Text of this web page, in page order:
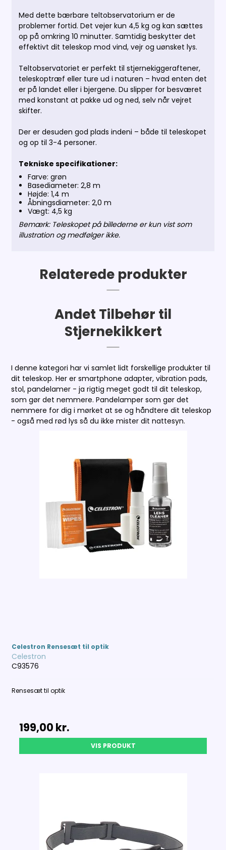
Med dette bærbare teltobservatorium er de
problemer fortid. Det vejer kun 4,5 kg og kan sættes
op på omkring 10 minutter. Samtidig beskytter det
effektivt dit teleskop mod vind, vejr og uønsket lys.
Teltobservatoriet er perfekt til stjernekiggeraftener,
teleskoptræf eller ture ud i naturen – hvad enten det
er på landet eller i bjergene. Du slipper for besværet
med konstant at pakke ud og ned, selv når vejret
skifter.
Der er desuden god plads indeni – både til teleskopet
og op til 3-4 personer.
Tekniske specifikationer:
Farve: grøn
Basediameter: 2,8 m
Højde: 1,4 m
Åbningsdiameter: 2,0 m
Vægt: 4,5 kg
Bemærk: Teleskopet på billederne er kun vist som
illustration og medfølger ikke.
Relaterede produkter
Andet Tilbehør til
Stjernekikkert
I denne kategori har vi samlet lidt forskellige produkter til
dit teleskop. Her er smartphone adapter, vibration pads,
stol, pandelamer - ja rigtig meget godt til dit teleskop,
som gør det nemmere. Pandelamper som gør det
nemmere for dig i mørket at se og håndtere dit teleskop
- også med rød lys så du ikke mister dit nattesyn.
Celestron Rensesæt til optik
Celestron
C93576
Rensesæt til optik
199,00 kr.
VIS PRODUKT